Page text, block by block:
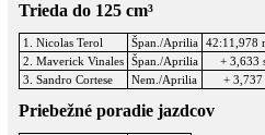
Trieda do 125 cm³
1. Nicolas Terol Špan./Aprilia 42:11,978
2. Maverick Vinales Špan./Aprilia
+ 3,633
3. Sandro Cortese
Nem./Aprilia + 3,737
Priebežné poradie jazdcov